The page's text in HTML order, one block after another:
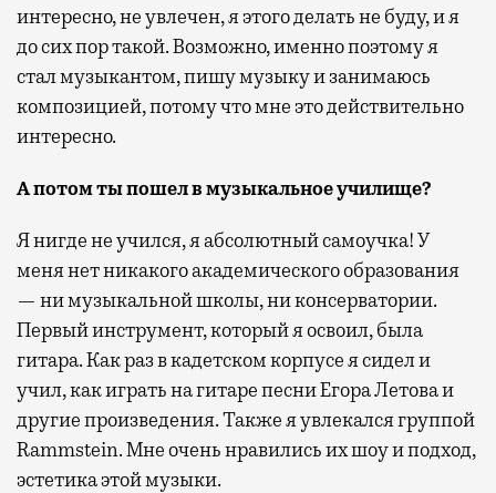
интересно, не увлечен, я этого делать не буду, и я
до сих пор такой. Возможно, именно поэтому я
стал музыкантом, пишу музыку и занимаюсь
композицией, потому что мне это действительно
интересно.
А потом ты пошел в музыкальное училище?
Я нигде не учился, я абсолютный самоучка! У
меня нет никакого академического образования
— ни музыкальной школы, ни консерватории.
Первый инструмент, который я освоил, была
гитара. Как раз в кадетском корпусе я сидел и
учил, как играть на гитаре песни Егора Летова и
другие произведения. Также я увлекался группой
Rammstein. Мне очень нравились их шоу и подход,
эстетика этой музыки.